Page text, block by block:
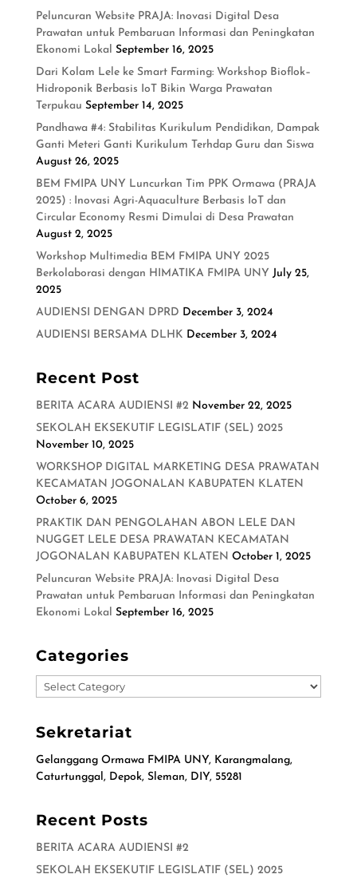
Peluncuran Website PRAJA: Inovasi Digital Desa
Prawatan untuk Pembaruan Informasi dan Peningkatan
Ekonomi Lokal September 16, 2025
Dari Kolam Lele ke Smart Farming: Workshop Bioflok–
Hidroponik Berbasis IoT Bikin Warga Prawatan
Terpukau September 14, 2025
Pandhawa #4: Stabilitas Kurikulum Pendidikan, Dampak
Ganti Meteri Ganti Kurikulum Terhdap Guru dan Siswa
August 26, 2025
BEM FMIPA UNY Luncurkan Tim PPK Ormawa (PRAJA
2025) : Inovasi Agri-Aquaculture Berbasis IoT dan
Circular Economy Resmi Dimulai di Desa Prawatan
August 2, 2025
Workshop Multimedia BEM FMIPA UNY 2025
Berkolaborasi dengan HIMATIKA FMIPA UNY July 25,
2025
AUDIENSI DENGAN DPRD December 3, 2024
AUDIENSI BERSAMA DLHK December 3, 2024
Recent Post
BERITA ACARA AUDIENSI #2 November 22, 2025
SEKOLAH EKSEKUTIF LEGISLATIF (SEL) 2025
November 10, 2025
WORKSHOP DIGITAL MARKETING DESA PRAWATAN
KECAMATAN JOGONALAN KABUPATEN KLATEN
October 6, 2025
PRAKTIK DAN PENGOLAHAN ABON LELE DAN
NUGGET LELE DESA PRAWATAN KECAMATAN
JOGONALAN KABUPATEN KLATEN October 1, 2025
Peluncuran Website PRAJA: Inovasi Digital Desa
Prawatan untuk Pembaruan Informasi dan Peningkatan
Ekonomi Lokal September 16, 2025
Categories
Categories
Sekretariat
Gelanggang Ormawa FMIPA UNY, Karangmalang,
Caturtunggal, Depok, Sleman, DIY, 55281
Recent Posts
BERITA ACARA AUDIENSI #2
SEKOLAH EKSEKUTIF LEGISLATIF (SEL) 2025